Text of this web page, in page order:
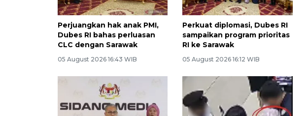
Perjuangkan hak anak PMI,
Dubes RI bahas perluasan
CLC dengan Sarawak
05 August 2026 16:43 WIB
Perkuat diplomasi, Dubes RI
sampaikan program prioritas
RI ke Sarawak
05 August 2026 16:12 WIB